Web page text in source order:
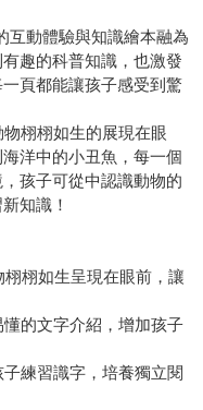
動體驗與知識繪本融為
趣的科普知識，也激發
頁都能讓孩子感受到驚
栩栩如生的展現在眼
洋中的小丑魚，每一個
孩子可從中認識動物的
新知識！
栩如生呈現在眼前，讓
的文字介紹，增加孩子
練習識字，培養獨立閱